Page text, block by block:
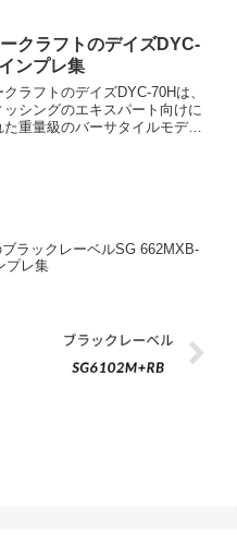
発揮します。また、ロングキャ
スのズル引き...
クラフトのデイズDYC-
ンプレ集
クラフトのデイズDYC-70Hは、
ッシングのエキスパート向けに
た重量級のバーサタイルモデル
ラックレーベルSG 662MXB-
プレ集